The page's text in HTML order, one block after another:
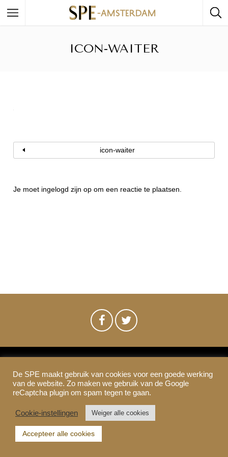
ICON-WAITER
icon-waiter
Je moet ingelogd zijn op om een reactie te plaatsen.
SPE-Amsterdam © 2021
Colofon & Disclaimer
Privacy Cookies
De SPE maakt gebruik van cookies voor een goede werking
van de website. Zo maken we gebruik van de Google
reCaptcha plugin om spam tegen te gaan.
Cookie-instellingen Weiger alle cookies
Accepteer alle cookies